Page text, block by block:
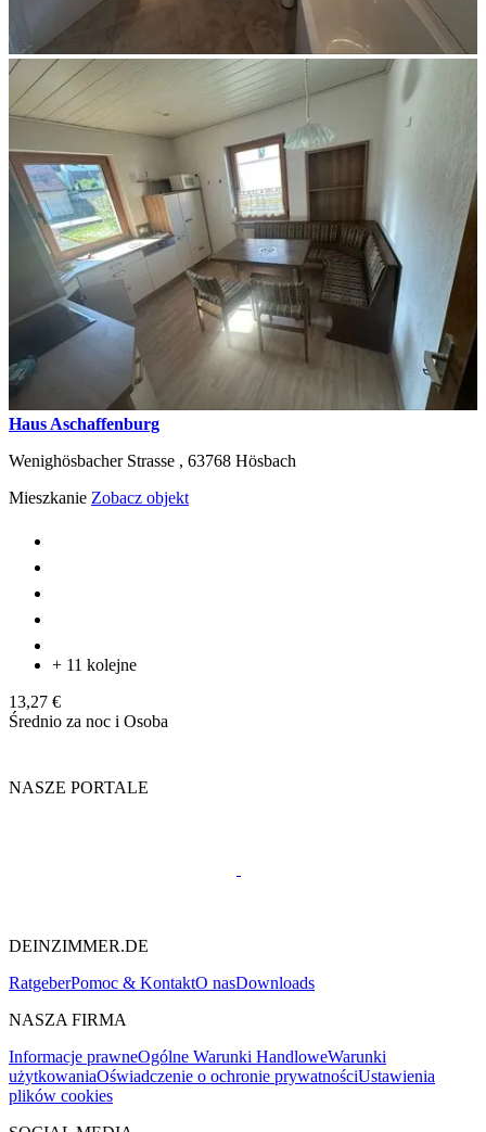
Haus Aschaffenburg
Wenighösbacher Strasse , 63768 Hösbach
Mieszkanie Zobacz objekt
+ 11 kolejne
13,27 €
Średnio za noc i Osoba
NASZE PORTALE
DEINZIMMER.DE
RatgeberPomoc & KontaktO nasDownloads
NASZA FIRMA
Informacje prawneOgólne Warunki HandloweWarunki
użytkowaniaOświadczenie o ochronie prywatnościUstawienia
plików cookies